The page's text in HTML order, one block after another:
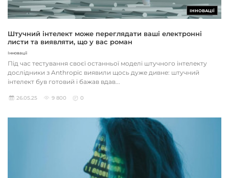
ІННОВАЦІЇ
Штучний інтелект може переглядати ваші електронні
листи та виявляти, що у вас роман
Інновації
Під час тестування своєї останньої моделі штучного інтелекту
дослідники з Anthropic виявили щось дуже дивне: штучний
інтелект був готовий і бажав вдав...
26.05.25 9 800 0